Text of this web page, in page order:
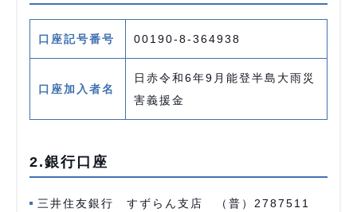
口座記号番号 00190-8-364938
口座加入者名
日赤令和6年9月能登半島大雨災
害義援金
2.銀行口座
三井住友銀行 すずらん支店 （普）2787511